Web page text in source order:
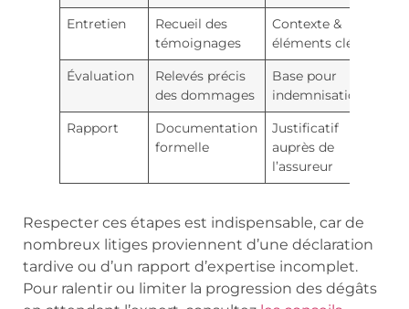
Entretien
Recueil des
témoignages
Contexte &
éléments clés
Évaluation
Relevés précis
des dommages
Base pour
indemnisation
Rapport
Documentation
formelle
Justificatif
auprès de
l’assureur
Respecter ces étapes est indispensable, car de
nombreux litiges proviennent d’une déclaration
tardive ou d’un rapport d’expertise incomplet.
Pour ralentir ou limiter la progression des dégâts